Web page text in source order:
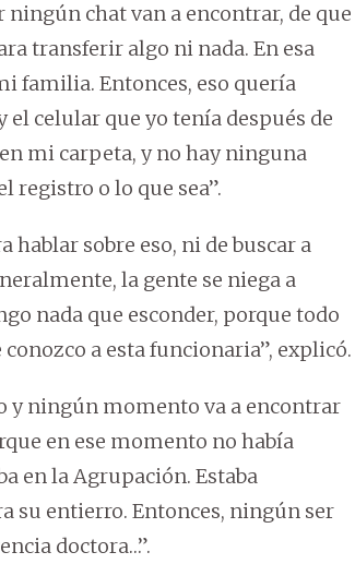
ningún chat van a encontrar, de que
transferir algo ni nada. En esa
familia. Entonces, eso quería
el celular que yo tenía después de
mi carpeta, y no hay ninguna
registro o lo que sea”.
hablar sobre eso, ni de buscar a
la gente se niega a
nada que esconder, porque todo
a esta funcionaria”, explicó.
y ningún momento va a encontrar
en ese momento no había
en la Agrupación. Estaba
su entierro. Entonces, ningún ser
doctora…”.